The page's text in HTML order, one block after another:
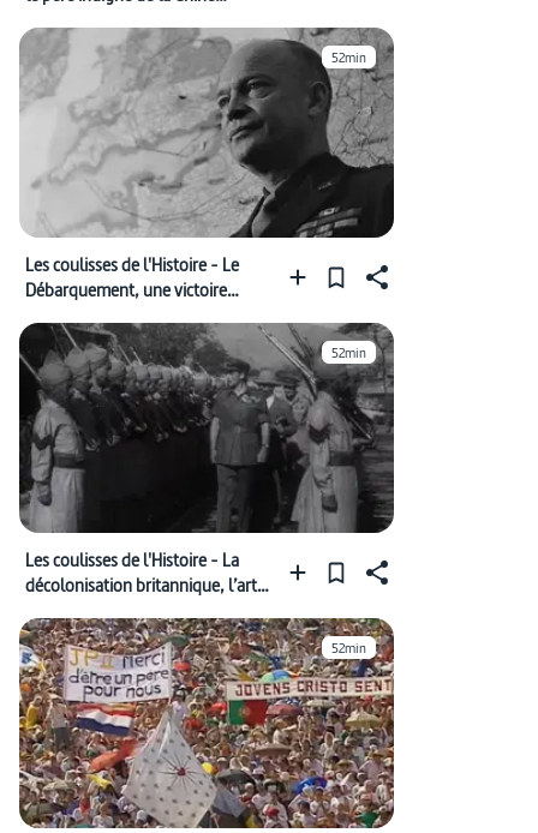
52min
Les coulisses de l'Histoire - Le
Débarquement, une victoire
52min
Les coulisses de l'Histoire - La
décolonisation britannique, l’art
52min